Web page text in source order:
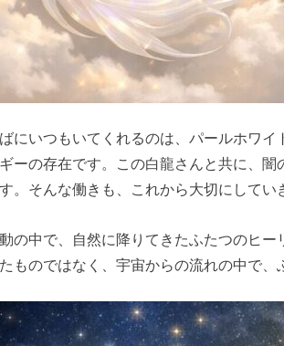
にいつもいてくれるのは、パールホワ
ーの存在です。この白龍さんと共に、
。そんな働きも、これから大切にしてい
の中で、自然に降りてきたふたつのヒー
ものではなく、宇宙からの流れの中で、